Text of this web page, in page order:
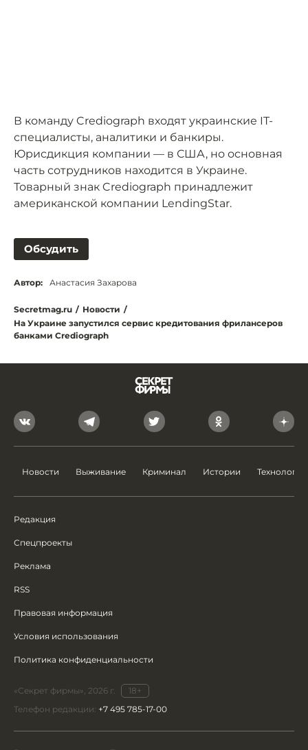
В команду Crediograph входят украинские IT-
специалисты, аналитики и банкиры.
Юрисдикция компании — в США, но основная
часть сотрудников находится в Украине.
Товарный знак Crediograph принадлежит
американской компании LendingStar.
Обсудить
Автор: Анастасия Захарова
Secretmag.ru / Новости /
На Украине запустился сервис кредитования фрилансеров
банками Crediograph
Новости Выживание Криминал Истории Технологии
Редакция
Спецпроекты
Реклама
RSS
Правовая информация
Условия использования
Политика конфиденциальности
«Секрет фирмы», 2026 г.
18+
Телефон редакции: +7 495 785-17-00